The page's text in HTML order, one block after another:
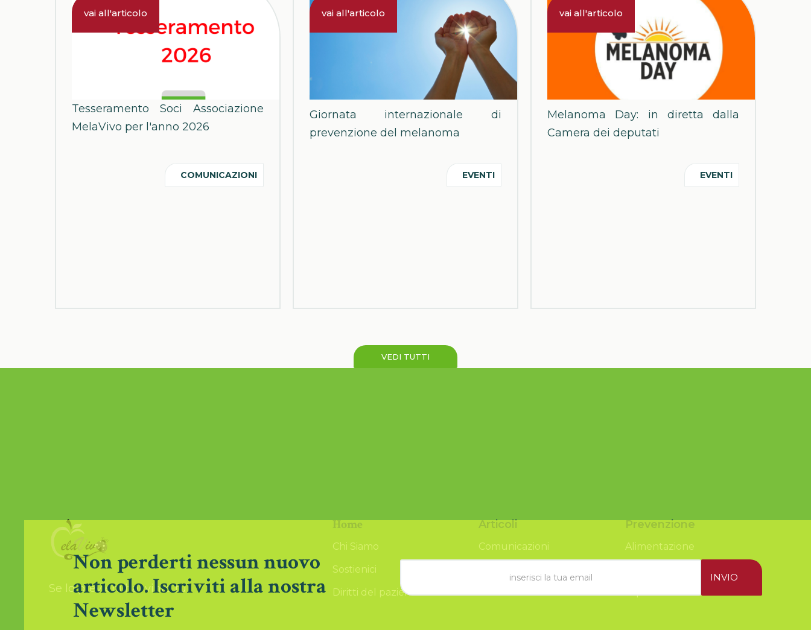
15.12.2025
Tesseramento 2026
Tesseramento Soci Associazione
MelaVivo per l'anno 2026
vai all'articolo
COMUNICAZIONI
30.4.2025
MelanomaDay: sabato
3 Maggio 2025
Giornata internazionale di
prevenzione del melanoma
vai all'articolo
EVENTI
6.5.2024
Melanoma Day:
martedì 7 Maggio
Melanoma Day: in diretta dalla
Camera dei deputati
vai all'articolo
EVENTI
VEDI TUTTI
Se lo previeni hai vinto tu
Home
Chi Siamo
Sostienici
Diritti del paziente
Articoli
Comunicazioni
Prevenzione
Alimentazione
Esposizione al sole
Non perderti nessun nuovo
articolo. Iscriviti alla nostra
Newsletter